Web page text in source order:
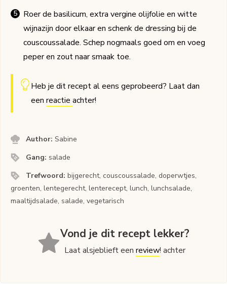
Roer de basilicum, extra vergine olijfolie en witte
wijnazijn door elkaar en schenk de dressing bij de
couscoussalade. Schep nogmaals goed om en voeg
peper en zout naar smaak toe.
Heb je dit recept al eens geprobeerd? Laat dan
een reactie achter!
Author:Sabine
Gang: salade
Trefwoord:bijgerecht, couscoussalade, doperwtjes,
groenten, lentegerecht, lenterecept, lunch, lunchsalade,
maaltijdsalade, salade, vegetarisch
Vond je dit recept lekker?
Laat alsjeblieft eenreview! achter